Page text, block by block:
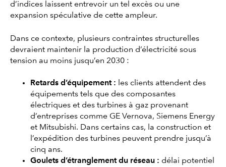
d’indices laissent entrevoir un tel excès ou une
expansion spéculative de cette ampleur.
Dans ce contexte, plusieurs contraintes structurelles
devraient maintenir la production d’électricité sous
tension au moins jusqu’en 2030 :
Retards d’équipement : les clients attendent des
équipements tels que des composantes
électriques et des turbines à gaz provenant
d’entreprises comme GE Vernova, Siemens Energy
et Mitsubishi. Dans certains cas, la construction et
l’expédition des turbines peuvent prendre jusqu’à
cinq ans.
Goulets d’étranglement du réseau : délai potentiel